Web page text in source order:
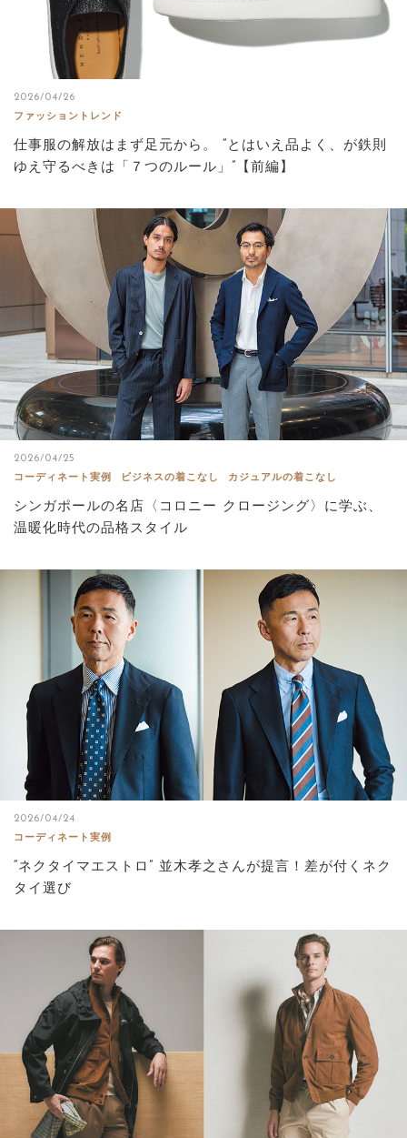
2026/04/26
ファッショントレンド
仕事服の解放はまず足元から。 “とはいえ品よく、が鉄則
ゆえ守るべきは「７つのルール」”【前編】
2026/04/25
コーディネート実例
ビジネスの着こなし カジュアルの着こなし
シンガポールの名店〈コロニー クロージング〉に学ぶ、
温暖化時代の品格スタイル
2026/04/24
コーディネート実例
“ネクタイマエストロ” 並木孝之さんが提言！差が付くネク
タイ選び